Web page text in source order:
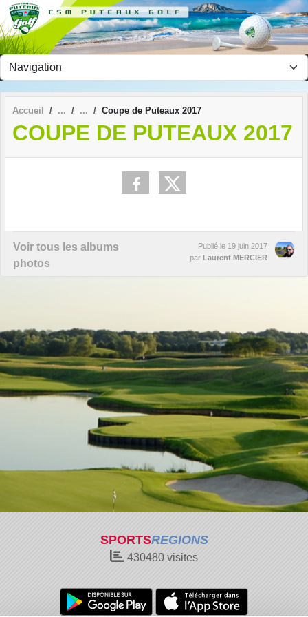
Accueil Coupe de Puteaux 2017
COUPE DE PUTEAUX 2017
Voir tous les albums
photos
Publié le 19 juin 2017
par Laurent MERCIER
SPORTSREGIONS
430480 visites
Panneau de gestion des cookies